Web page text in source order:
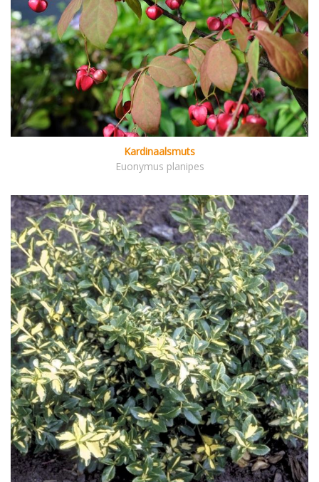
Kardinaalsmuts
Euonymus planipes